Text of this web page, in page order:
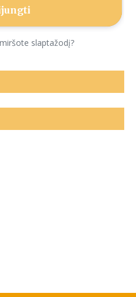
slaptažodį?